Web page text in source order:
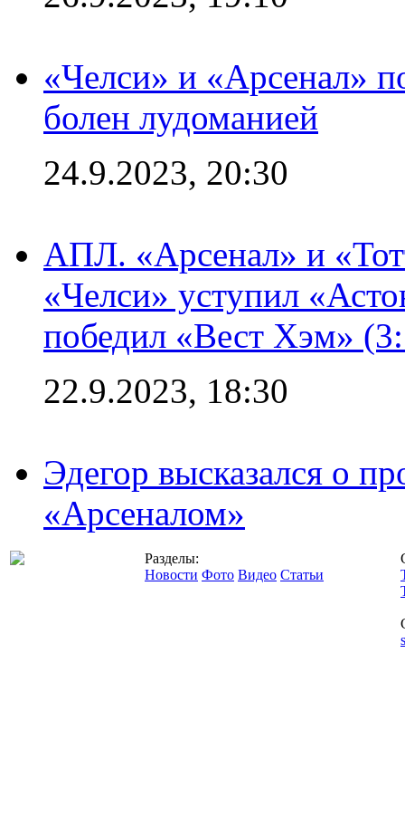
«Челси» и «Арсенал»
болен лудоманией
24.9.2023, 20:30
АПЛ. «Арсенал» и
«Челси» уступил
победил «Вест Хэм»
22.9.2023, 18:30
Эдегор высказался о
«Арсеналом»
Разделы:
Новости Фото Видео Статьи